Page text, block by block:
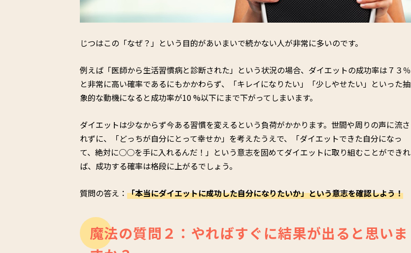
じつはこの「なぜ？」という目的があいまいで続かない人が非常に多いのです。
例えば「医師から生活習慣病と診断された」という状況の場合、ダイエットの成功率は７３％
と非常に高い確率であるにもかかわらず、「キレイになりたい」「少しやせたい」といった抽
象的な動機になると成功率が10 %以下にまで下がってしまいます。
ダイエットは少なからず今ある習慣を変えるという負荷がかかります。世間や周りの声に流さ
れずに、「どっちが自分にとって幸せか」を考えたうえで、「ダイエットできた自分になっ
て、絶対に○○を手に入れるんだ！」という意志を固めてダイエットに取り組むことができれ
ば、成功する確率は格段に上がるでしょう。
質問の答え： 「本当にダイエットに成功した自分になりたいか」という意志を確認しよう！
魔法の質問２：やればすぐに結果が出ると思いま